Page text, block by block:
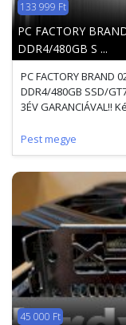
133 999 Ft
PC FACTORY
DDR4/480GB S ...
PC FACTORY BRAND
DDR4/480GB SSD/
3ÉV GARANCIÁVAL!!
Pest megye
45 000 Ft